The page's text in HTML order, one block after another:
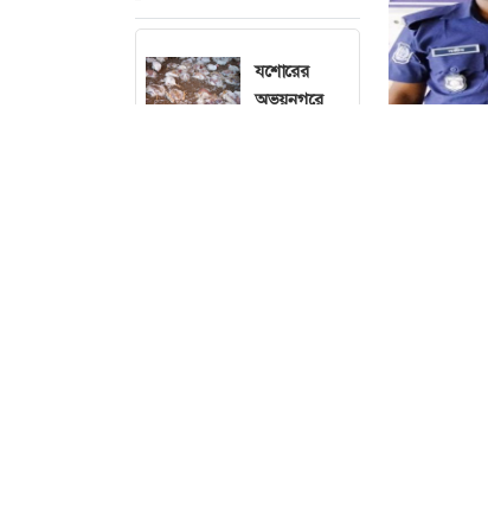
যশোরের
অভয়নগরে